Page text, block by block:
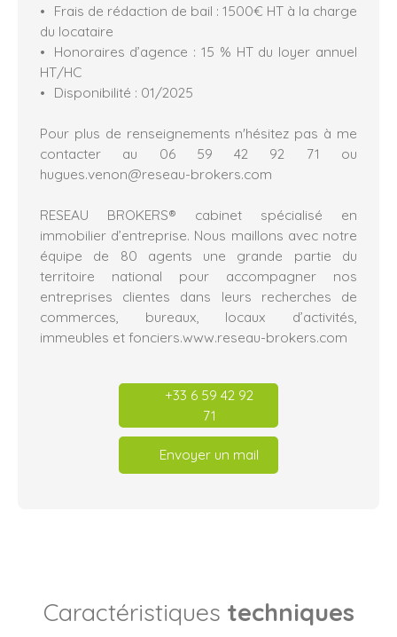
Frais de rédaction de bail : 1500€ HT à la charge
du locataire
Honoraires d’agence : 15 % HT du loyer annuel
HT/HC
Disponibilité : 01/2025
Pour plus de renseignements n'hésitez pas à me
contacter au 06 59 42 92 71 ou
hugues.venon@reseau-brokers.com
RESEAU BROKERS® cabinet spécialisé en
immobilier d’entreprise. Nous maillons avec notre
équipe de 80 agents une grande partie du
territoire national pour accompagner nos
entreprises clientes dans leurs recherches de
commerces, bureaux, locaux d’activités,
immeubles et fonciers.www.reseau-brokers.com
+33 6 59 42 92
71
Envoyer un mail
Caractéristiques techniques